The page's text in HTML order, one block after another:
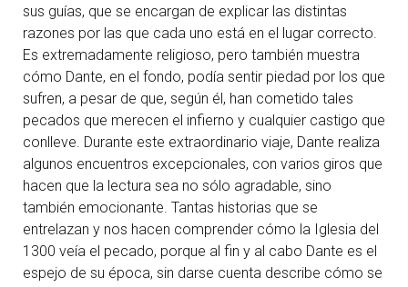
sus guías, que se encargan de explicar las distintas
razones por las que cada uno está en el lugar correcto.
Es extremadamente religioso, pero también muestra
cómo Dante, en el fondo, podía sentir piedad por los que
sufren, a pesar de que, según él, han cometido tales
pecados que merecen el infierno y cualquier castigo que
conlleve. Durante este extraordinario viaje, Dante realiza
algunos encuentros excepcionales, con varios giros que
hacen que la lectura sea no sólo agradable, sino
también emocionante. Tantas historias que se
entrelazan y nos hacen comprender cómo la Iglesia del
1300 veía el pecado, porque al fin y al cabo Dante es el
espejo de su época, sin darse cuenta describe cómo se